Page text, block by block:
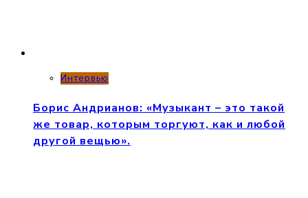
Интервью
Борис Андрианов: «Музыкант – это такой
же товар, которым торгуют, как и любой
другой вещью».